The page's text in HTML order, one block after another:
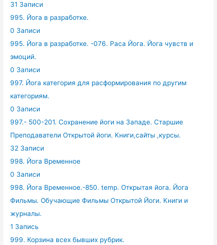
31 Записи
995. Йога в разработке.
0 Записи
995. Йога в разработке. -076. Раса Йога. Йога чувств и
эмоций.
0 Записи
997. Йога категория для расформирования по другим
категориям.
0 Записи
997.- 500-201. Сохранение йоги на Западе. Старшие
Преподаватели Открытой йоги. Книги,сайты ,курсы.
32 Записи
998. Йога Временное
0 Записи
998. Йога Временное.-850. temp. Открытая йога. Йога
Фильмы. Обучающие Фильмы Открытой Йоги. Книги и
журналы.
1 Запись
999. Корзина всех бывших рубрик.